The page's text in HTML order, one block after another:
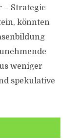
– Strategic
könnten
weniger
spekulative